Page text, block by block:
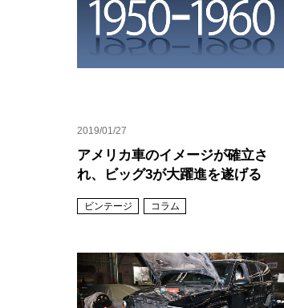
2019/01/27
アメリカ車のイメージが確立さ
れ、ビッグ3が大躍進を遂げる
ビンテージ コラム